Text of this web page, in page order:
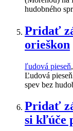
hudobného
Pridať
orieškon
ľudová pieseň,
Ľudová
spev bez
Pridať
si kľúče